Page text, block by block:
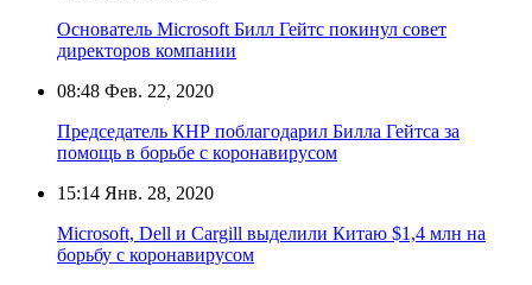
Основатель Microsoft Билл Гейтс покинул совет
директоров компании
08:48 Фев. 22, 2020
Председатель КНР поблагодарил Билла Гейтса за
помощь в борьбе с коронавирусом
15:14 Янв. 28, 2020
Microsoft, Dell и Cargill выделили Китаю $1,4 млн на
борьбу с коронавирусом